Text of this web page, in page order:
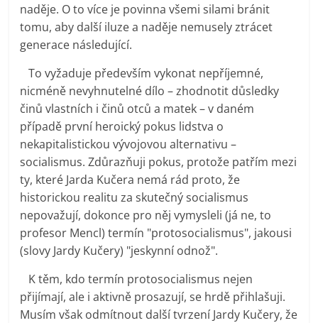
naděje. O to více je povinna všemi silami bránit
tomu, aby další iluze a naděje nemusely ztrácet
generace následující.
To vyžaduje především vykonat nepříjemné,
nicméně nevyhnutelné dílo – zhodnotit důsledky
činů vlastních i činů otců a matek – v daném
případě první heroický pokus lidstva o
nekapitalistickou vývojovou alternativu –
socialismus. Zdůrazňuji pokus, protože patřím mezi
ty, které Jarda Kučera nemá rád proto, že
historickou realitu za skutečný socialismus
nepovažují, dokonce pro něj vymysleli (já ne, to
profesor Mencl) termín "protosocialismus", jakousi
(slovy Jardy Kučery) "jeskynní odnož".
K těm, kdo termín protosocialismus nejen
přijímají, ale i aktivně prosazují, se hrdě přihlašuji.
Musím však odmítnout další tvrzení Jardy Kučery, že